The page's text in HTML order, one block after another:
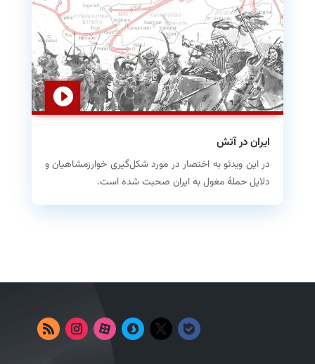
ایران در آتش
در این ویدئو به اختصار در مورد شکل‌گیری خوارزمشاهیان و
دلایل حملهٔ مغول به ایران صحبت شده است.